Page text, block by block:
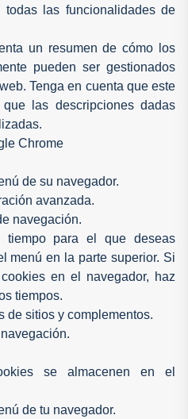
las funcionalidades de
un resumen de cómo los
pueden ser gestionados
Tenga en cuenta que este
las descripciones dadas
Chrome
de su navegador.
avanzada.
navegación.
tiempo para el que deseas
menú en la parte superior. Si
en el navegador, haz
tiempos.
de sitios y complementos.
se almacenen en el
de tu navegador.